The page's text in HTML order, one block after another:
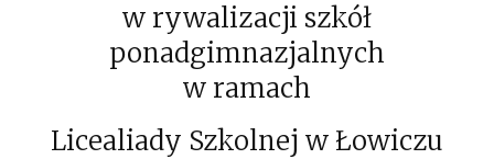
w rywalizacji szkół
ponadgimnazjalnych
w ramach
Licealiady Szkolnej w Łowiczu